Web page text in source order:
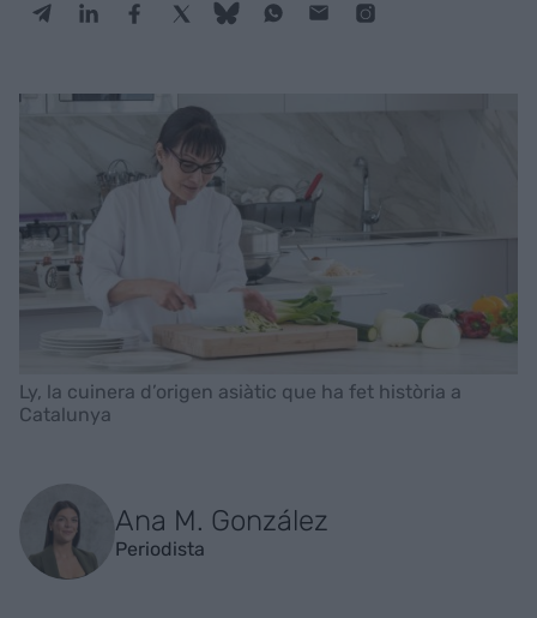
Ly, la cuinera d’origen asiàtic que ha fet història a
Catalunya
Ana M. González
Periodista